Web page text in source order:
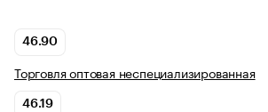
46.90
Торговля оптовая неспециализированная
46.19